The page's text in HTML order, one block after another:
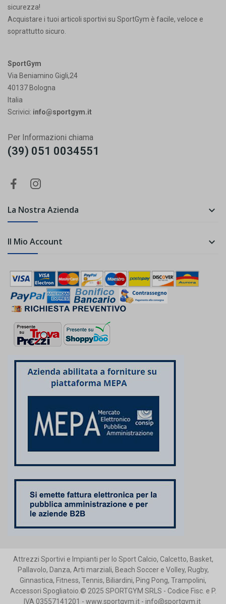
sicurezza!
Acquistare i tuoi articoli sportivi su SportGym è facile, veloce e
soprattutto sicuro.
SportGym
Via Beniamino Gigli,24
40137 Bologna
Italia
Scrivici: info@sportgym.it
Per Informazioni chiama
(39) 051 0034551
La Nostra Azienda 
Il Mio Account 
Attrezzi Sportivi e Impianti per lo Sport Calcio, Calcetto, Basket,
Pallavolo, Danza, Arti marziali, Beach Soccer e Volley, Rugby,
Ginnastica, Fitness, Tennis, Biliardini, Ping Pong, Trampolini,
Accessori Spogliatoio.© 2025 SPORTGYM SRLS - Codice Fisc. e P.
IVA 03557141201 - www.sportgym.it - info@sportgym.it